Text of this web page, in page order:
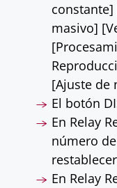
constante]
masivo]
[Ajuste de
El botón
En Relay
número
En Relay